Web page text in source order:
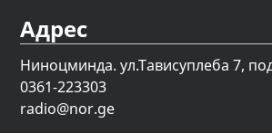
Адрес
Ниноцминда. ул.Тависуплеба 7,
0361-223303
radio@nor.ge